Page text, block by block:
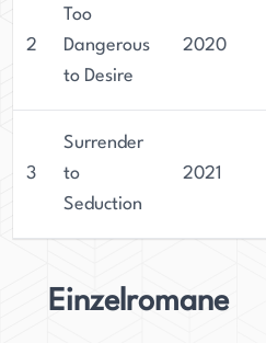
2
Too
Dangerous
to Desire
2020
3
Surrender
to
Seduction
2021
Einzelromane